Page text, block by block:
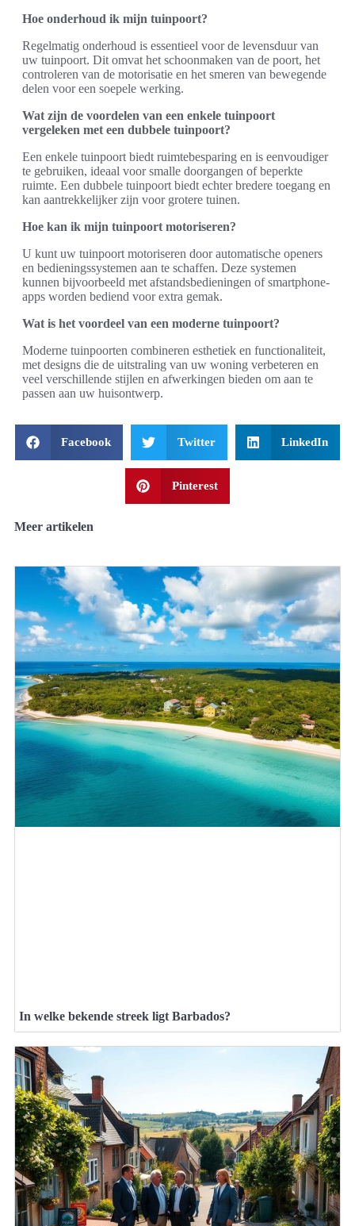
Hoe onderhoud ik mijn tuinpoort?
Regelmatig onderhoud is essentieel voor de levensduur van
uw tuinpoort. Dit omvat het schoonmaken van de poort, het
controleren van de motorisatie en het smeren van bewegende
delen voor een soepele werking.
Wat zijn de voordelen van een enkele tuinpoort
vergeleken met een dubbele tuinpoort?
Een enkele tuinpoort biedt ruimtebesparing en is eenvoudiger
te gebruiken, ideaal voor smalle doorgangen of beperkte
ruimte. Een dubbele tuinpoort biedt echter bredere toegang en
kan aantrekkelijker zijn voor grotere tuinen.
Hoe kan ik mijn tuinpoort motoriseren?
U kunt uw tuinpoort motoriseren door automatische openers
en bedieningssystemen aan te schaffen. Deze systemen
kunnen bijvoorbeeld met afstandsbedieningen of smartphone-
apps worden bediend voor extra gemak.
Wat is het voordeel van een moderne tuinpoort?
Moderne tuinpoorten combineren esthetiek en functionaliteit,
met designs die de uitstraling van uw woning verbeteren en
veel verschillende stijlen en afwerkingen bieden om aan te
passen aan uw huisontwerp.
Facebook Twitter LinkedIn
Pinterest
Meer artikelen
In welke bekende streek ligt Barbados?